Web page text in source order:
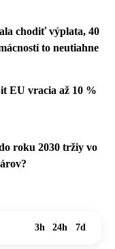
chodiť výplata, 40
to neutiahne
EU vracia až 10 %
roku 2030 tržiy vo
3h 24h 7d